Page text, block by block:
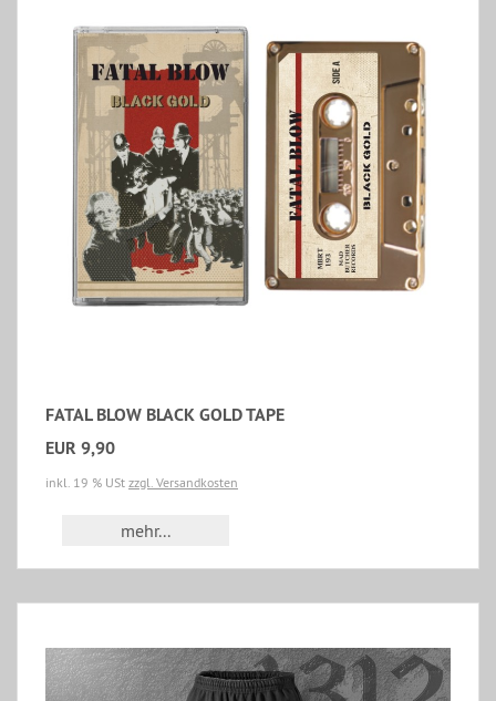
FATAL BLOW BLACK GOLD TAPE
EUR 9,90
inkl. 19 % USt zzgl. Versandkosten
mehr...